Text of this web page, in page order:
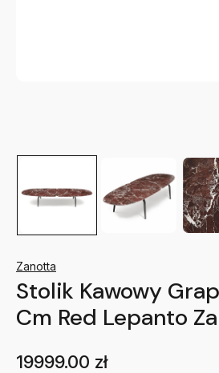
Zanotta
Stolik Kawowy
Cm Red Lepanto
19999.00 zł